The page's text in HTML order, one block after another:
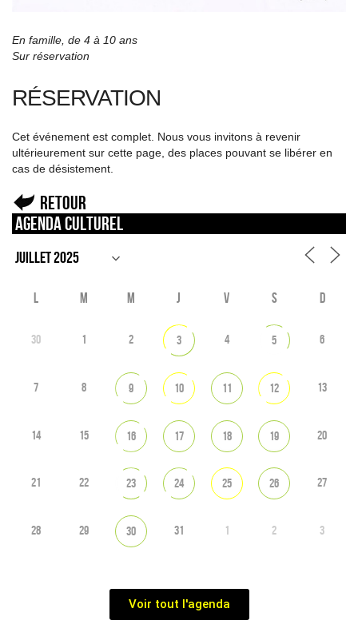
En famille, de 4 à 10 ans
Sur réservation
RÉSERVATION
Cet événement est complet. Nous vous invitons à revenir
ultérieurement sur cette page, des places pouvant se libérer en
cas de désistement.
Retour
Agenda culturel
L M M J V S D
30 1 2 3 4 5 6
7 8 9 10 11 12 13
14 15 16 17 18 19 20
21 22 23 24 25 26 27
28 29 30 31 1 2 3
Voir tout l'agenda